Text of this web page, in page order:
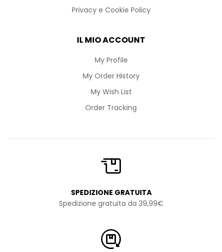
Privacy e Cookie Policy
IL MIO ACCOUNT
My Profile
My Order History
My Wish List
Order Tracking
SPEDIZIONE GRATUITA
Spedizione gratuita da 39,99€